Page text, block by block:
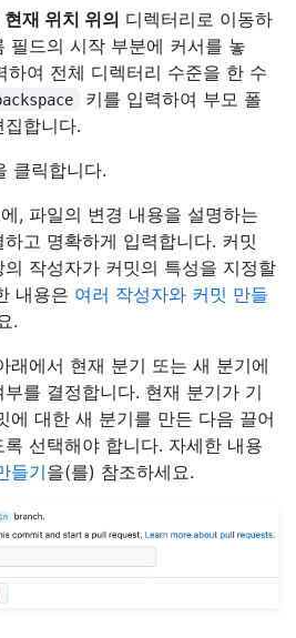
재 위치 위의 디렉터리로 이동하
필드의 시작 부분에 커서를 놓
하여 전체 디렉터리 수준을 한 수
키를 입력하여 부모 폴
합니다.
클릭합니다.
, 파일의 변경 내용을 설명하는
고 명확하게 입력합니다. 커밋
작성자가 커밋의 특성을 지정할
내용은 여러 작성자와 커밋 만들
.
래에서 현재 분기 또는 새 분기에
를 결정합니다. 현재 분기가 기
에 대한 새 분기를 만든 다음 끌어
선택해야 합니다. 자세한 내용
들기을(를) 참조하세요.